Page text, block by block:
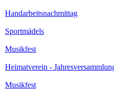
Handarbeitsnachmittag
Sportmädels
Musikfest
Heimatverein -
Musikfest